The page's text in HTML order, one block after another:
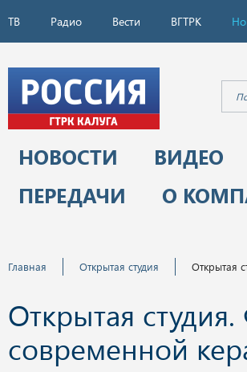
ТВ Радио Вести ВГТРК
НОВОСТИ ВИДЕО
ПЕРЕДАЧИ
О
Главная Открытая студия Открытая
Открытая студия.
современной